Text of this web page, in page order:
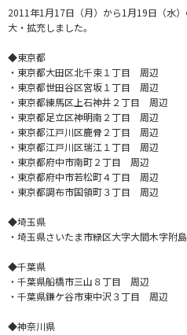
2011年1月17日（月）から1月19日（水
大・拡充しました。
◆東京都
・東京都大田区北千束１丁目 周辺
・東京都世田谷区宮坂１丁目 周辺
・東京都練馬区上石神井２丁目 周辺
・東京都足立区神明南２丁目 周辺
・東京都江戸川区鹿骨２丁目 周辺
・東京都江戸川区瑞江１丁目 周辺
・東京都府中市南町２丁目 周辺
・東京都府中市若松町４丁目 周辺
・東京都調布市国領町３丁目 周辺
◆埼玉県
・埼玉県さいたま市緑区大字大間木字附
◆千葉県
・千葉県船橋市三山８丁目 周辺
・千葉県鎌ケ谷市東中沢３丁目 周辺
◆神奈川県